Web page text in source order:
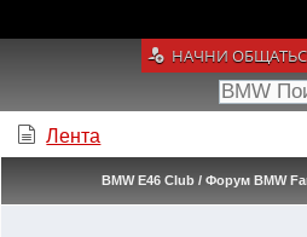
НАЧНИ
Лента
BMW E46 Club / Форум BMW